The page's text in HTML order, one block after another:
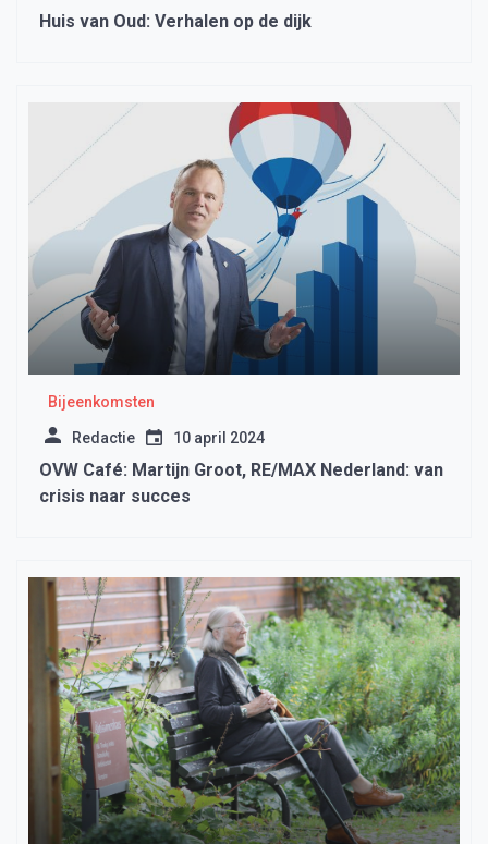
Huis van Oud: Verhalen op de dijk
Bijeenkomsten
Redactie 10 april 2024
OVW Café: Martijn Groot, RE/MAX Nederland: van
crisis naar succes